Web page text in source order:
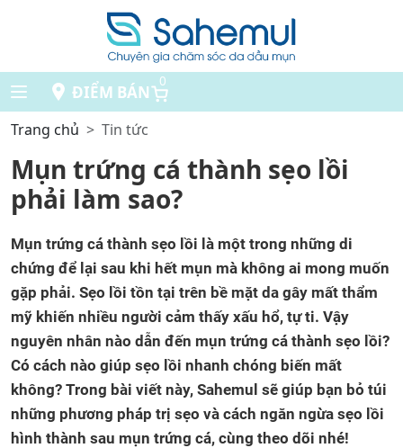
ĐIỂM BÁN
0
Trang chủ Tin tức
Mụn trứng cá thành sẹo lồi
phải làm sao?
Mụn trứng cá thành sẹo lồi là một trong những di
chứng để lại sau khi hết mụn mà không ai mong muốn
gặp phải. Sẹo lồi tồn tại trên bề mặt da gây mất thẩm
mỹ khiến nhiều người cảm thấy xấu hổ, tự ti. Vậy
nguyên nhân nào dẫn đến mụn trứng cá thành sẹo lồi?
Có cách nào giúp sẹo lồi nhanh chóng biến mất
không? Trong bài viết này, Sahemul sẽ giúp bạn bỏ túi
những phương pháp trị sẹo và cách ngăn ngừa sẹo lồi
hình thành sau mụn trứng cá, cùng theo dõi nhé!